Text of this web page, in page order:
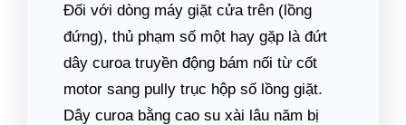
Đối với dòng máy giặt cửa trên (lồng
đứng), thủ phạm số một hay gặp là đứt
dây curoa truyền động bám nối từ cốt
motor sang pully trục hộp số lồng giặt.
Dây curoa bằng cao su xài lâu năm bị